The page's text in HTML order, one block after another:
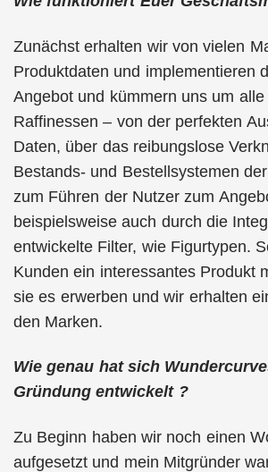
Zunächst erhalten wir von vielen
Produktdaten und implementieren
Angebot und kümmern uns um
Raffinessen – von der perfekten
Daten, über das reibungslose
Bestands- und Bestellsystemen
zum Führen der Nutzer zum
beispielsweise auch durch die
entwickelte Filter, wie Figurtypen.
Kunden ein interessantes Produkt
sie es erwerben und wir erhalten
den Marken.
Wie genau hat sich
Gründung entwickelt ?
Zu Beginn haben wir noch einen
aufgesetzt und mein Mitgründer